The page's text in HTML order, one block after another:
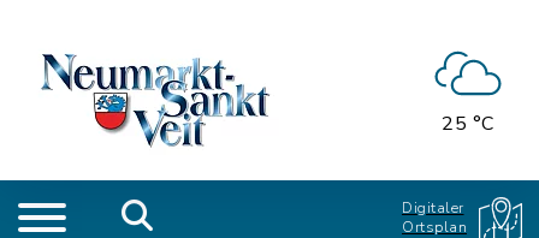
25 °C
Digitaler
Ortsplan